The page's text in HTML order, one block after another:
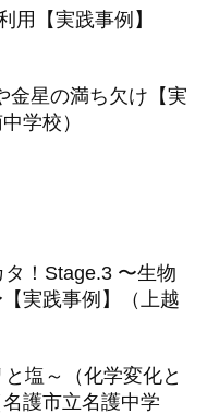
用【実践事例】
金星の満ち欠け【実
学校）
！Stage.3 〜生物
実践事例】（上越
塩～（化学変化と
護市立名護中学